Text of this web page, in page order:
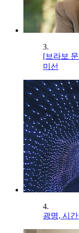
3.
[브라보
미선
4.
광명, 시